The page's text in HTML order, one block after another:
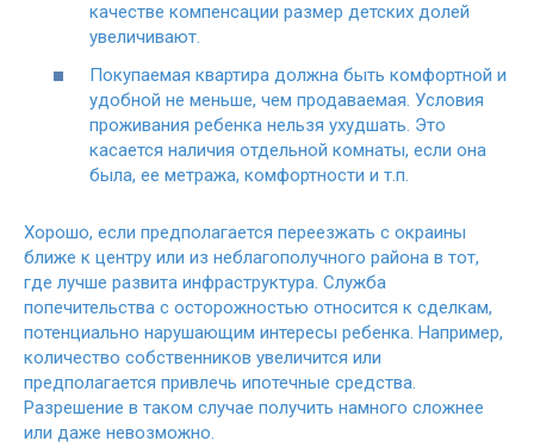
качестве компенсации размер детских долей
увеличивают.
Покупаемая квартира должна быть комфортной и
удобной не меньше, чем продаваемая. Условия
проживания ребенка нельзя ухудшать. Это
касается наличия отдельной комнаты, если она
была, ее метража, комфортности и т.п.
Хорошо, если предполагается переезжать с окраины
ближе к центру или из неблагополучного района в тот,
где лучше развита инфраструктура. Служба
попечительства с осторожностью относится к сделкам,
потенциально нарушающим интересы ребенка. Например,
количество собственников увеличится или
предполагается привлечь ипотечные средства.
Разрешение в таком случае получить намного сложнее
или даже невозможно.